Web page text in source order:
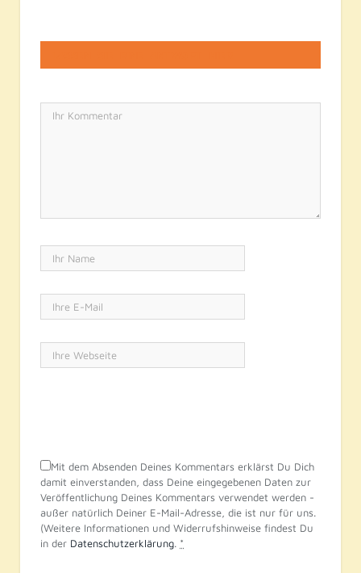
Mit dem Absenden Deines Kommentars erklärst Du Dich
damit einverstanden, dass Deine eingegebenen Daten zur
Veröffentlichung Deines Kommentars verwendet werden -
außer natürlich Deiner E-Mail-Adresse, die ist nur für uns.
(Weitere Informationen und Widerrufshinweise findest Du
in der Datenschutzerklärung. *